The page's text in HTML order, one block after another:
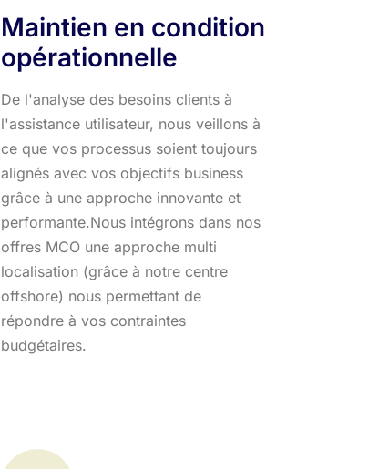
Maintien en condition
opérationnelle
De l'analyse des besoins clients à
l'assistance utilisateur, nous veillons à
ce que vos processus soient toujours
alignés avec vos objectifs business
grâce à une approche innovante et
performante.​ Nous intégrons dans nos
offres MCO une approche multi
localisation (grâce à notre centre
offshore) nous permettant de
répondre à vos contraintes
budgétaires.